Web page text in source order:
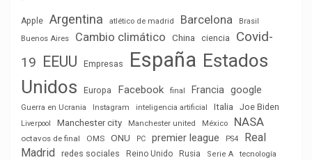
Apple Argentina atlético de madrid Barcelona
Brasil
Buenos Aires
Cambio climático China ciencia
Covid-
19 EEUU Empresas España Estados
Unidos
Europa Facebook final Francia google
Guerra en Ucrania Instagram inteligencia artificial Italia Joe Biden
Liverpool Manchester city Manchester united México NASA
octavos de final OMS ONU PC premier league PS4
Real
Madrid
redes sociales Reino Unido Rusia Serie A
tecnología